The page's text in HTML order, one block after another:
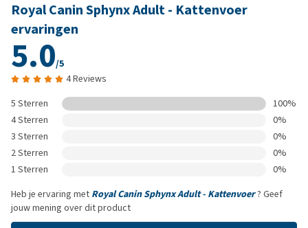
Royal Canin Sphynx Adult - Kattenvoer
ervaringen
5.0/5
4 Reviews
5 Sterren
100%
4 Sterren
0%
3 Sterren
0%
2 Sterren
0%
1 Sterren
0%
Heb je ervaring met Royal Canin Sphynx Adult - Kattenvoer? Geef
jouw mening over dit product